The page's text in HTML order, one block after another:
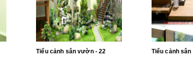
Tiểu cảnh sân vườn - 22 Tiểu cảnh